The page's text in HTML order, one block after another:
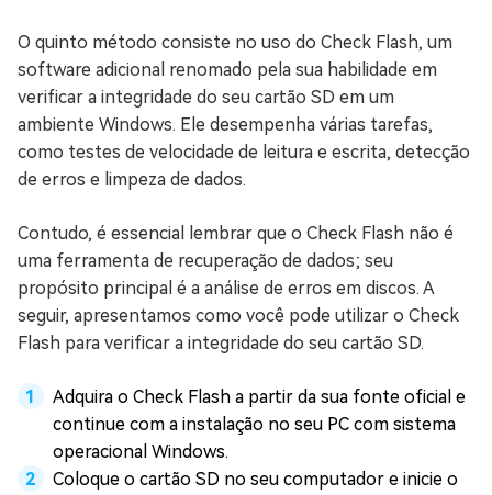
O quinto método consiste no uso do Check Flash, um
software adicional renomado pela sua habilidade em
verificar a integridade do seu cartão SD em um
ambiente Windows. Ele desempenha várias tarefas,
como testes de velocidade de leitura e escrita, detecção
de erros e limpeza de dados.
Contudo, é essencial lembrar que o Check Flash não é
uma ferramenta de recuperação de dados; seu
propósito principal é a análise de erros em discos. A
seguir, apresentamos como você pode utilizar o Check
Flash para verificar a integridade do seu cartão SD.
Adquira o Check Flash a partir da sua fonte oficial e
continue com a instalação no seu PC com sistema
operacional Windows.
Coloque o cartão SD no seu computador e inicie o